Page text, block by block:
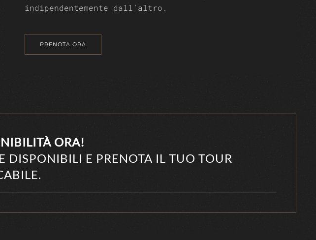
indipendentemente dall’altro.
PRENOTA ORA
ORA!
DISPONIBILI E PRENOTA IL TUO TOUR